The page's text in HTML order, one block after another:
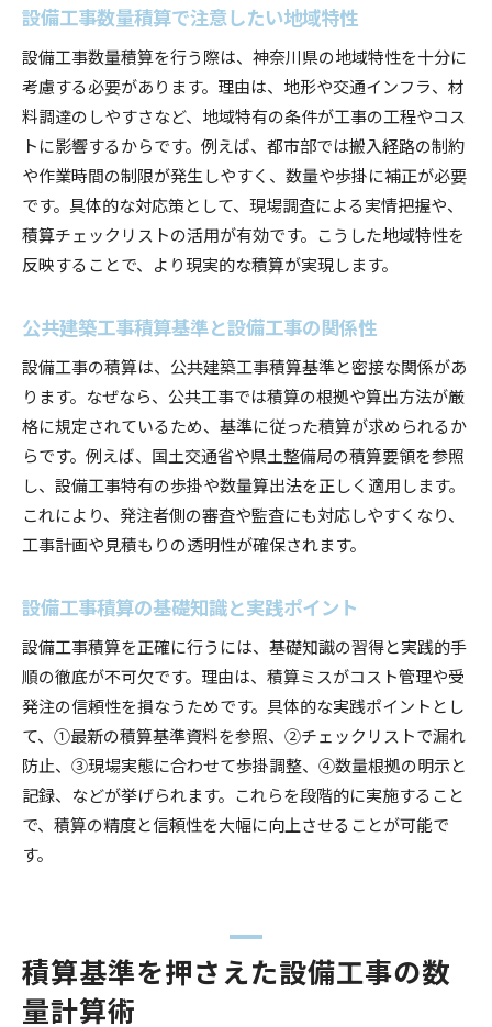
設備工事数量積算で押さえたい歩掛設定の要点
神奈川県積算基準に基づく設備工事の流れ
神奈川県積算基準を反映した設備工事の流れ
設備工事着手から積算までの具体的な手順
設備工事数量積算における基準資料の使い方
設備工事積算に役立つ県土整備局建築工事積算
要領
神奈川県単価を考慮した設備工事積算方法
積算チェックリストを活用した数量算出のコツ
設備工事数量積算で役立つチェックリストの作
成法
積算チェックリストを使った設備工事の精度向
上
設備工事積算のチェックポイントを押さえる方
法
設備工事積算でミスを防ぐリスト活用術
設備工事数量チェックリスト導入のメリット
最新基準で設備工事数量を正確に計算する方法
最新積算基準に基づく設備工事数量積算の手順
設備工事積算における法令改正情報の重要性
設備工事数量計算で押さえるべき基準改定点
設備工事積算の精度向上に役立つ最新情報
最新基準を反映した設備工事積算の進め方
設備工事数量積算で注意したい地域特性
設備工事数量積算を行う際は、神奈川県の地域特性を十分に
考慮する必要があります。理由は、地形や交通インフラ、材
料調達のしやすさなど、地域特有の条件が工事の工程やコス
トに影響するからです。例えば、都市部では搬入経路の制約
や作業時間の制限が発生しやすく、数量や歩掛に補正が必要
です。具体的な対応策として、現場調査による実情把握や、
積算チェックリストの活用が有効です。こうした地域特性を
反映することで、より現実的な積算が実現します。
公共建築工事積算基準と設備工事の関係性
設備工事の積算は、公共建築工事積算基準と密接な関係があ
ります。なぜなら、公共工事では積算の根拠や算出方法が厳
格に規定されているため、基準に従った積算が求められるか
らです。例えば、国土交通省や県土整備局の積算要領を参照
し、設備工事特有の歩掛や数量算出法を正しく適用します。
これにより、発注者側の審査や監査にも対応しやすくなり、
工事計画や見積もりの透明性が確保されます。
設備工事積算の基礎知識と実践ポイント
設備工事積算を正確に行うには、基礎知識の習得と実践的手
順の徹底が不可欠です。理由は、積算ミスがコスト管理や受
発注の信頼性を損なうためです。具体的な実践ポイントとし
て、①最新の積算基準資料を参照、②チェックリストで漏れ
防止、③現場実態に合わせて歩掛調整、④数量根拠の明示と
記録、などが挙げられます。これらを段階的に実施すること
で、積算の精度と信頼性を大幅に向上させることが可能で
す。
積算基準を押さえた設備工事の数
量計算術